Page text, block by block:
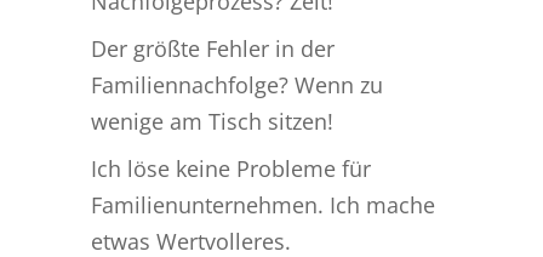
Der größte Fehler in der
Familiennachfolge? Wenn zu
wenige am Tisch sitzen!
Ich löse keine Probleme für
Familienunternehmen. Ich mache
etwas Wertvolleres.